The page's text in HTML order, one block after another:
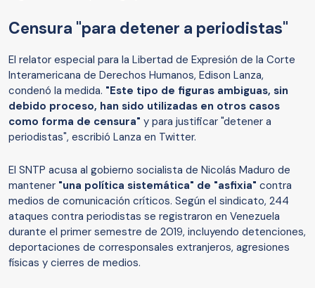
Censura "para detener a periodistas"
El relator especial para la Libertad de Expresión de la Corte
Interamericana de Derechos Humanos, Edison Lanza,
condenó la medida. "Este tipo de figuras ambiguas, sin
debido proceso, han sido utilizadas en otros casos
como forma de censura" y para justificar "detener a
periodistas", escribió Lanza en Twitter.
El SNTP acusa al gobierno socialista de Nicolás Maduro de
mantener "una política sistemática" de "asfixia" contra
medios de comunicación críticos. Según el sindicato, 244
ataques contra periodistas se registraron en Venezuela
durante el primer semestre de 2019, incluyendo detenciones,
deportaciones de corresponsales extranjeros, agresiones
físicas y cierres de medios.